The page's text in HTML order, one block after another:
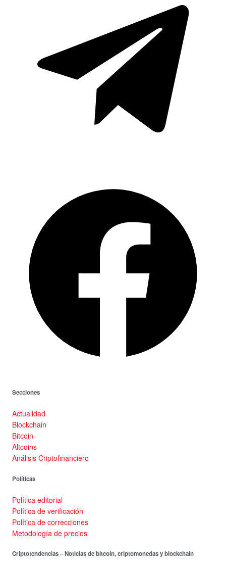
Secciones
Actualidad
Blockchain
Bitcoin
Altcoins
Análisis Criptofinanciero
Políticas
Política editorial
Política de verificación
Política de correcciones
Metodología de precios
Criptotendencias – Noticias de bitcoin, criptomonedas y blockchain